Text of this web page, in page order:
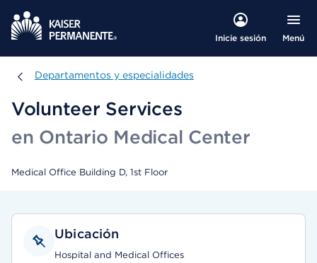
Inicie sesión Menú
Departamentos y especialidades
Departamentos y especialidades
Volunteer Services
en Ontario Medical Center
Medical Office Building D, 1st Floor
Ubicación
Hospital and Medical Offices